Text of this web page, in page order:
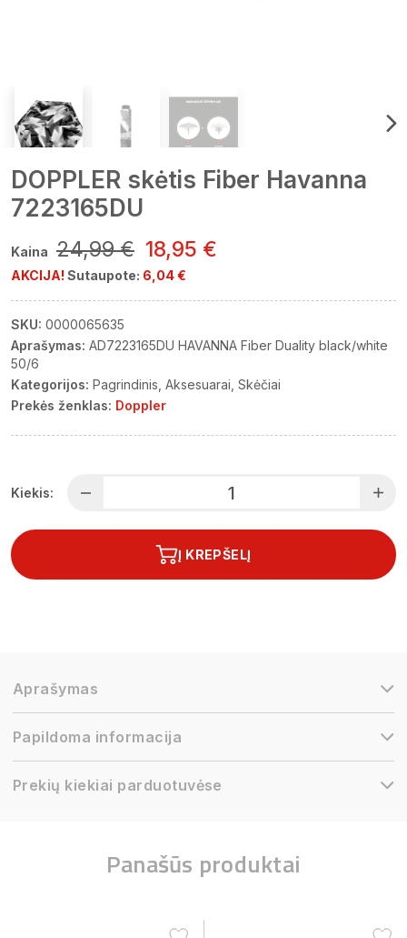
DOPPLER skėtis Fiber Havanna
7223165DU
Kaina 24,99 € 18,95 €
AKCIJA! Sutaupote: 6,04 €
SKU: 0000065635
Aprašymas: AD7223165DU HAVANNA Fiber Duality black/white
50/6
Kategorijos: Pagrindinis Aksesuarai Skėčiai
Prekės ženklas: Doppler
Kiekis:
Į KREPŠELĮ
Aprašymas
Papildoma informacija
Prekių kiekiai parduotuvėse
Panašūs produktai